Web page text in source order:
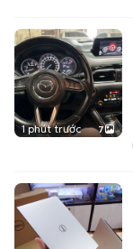
1 phút trước 7